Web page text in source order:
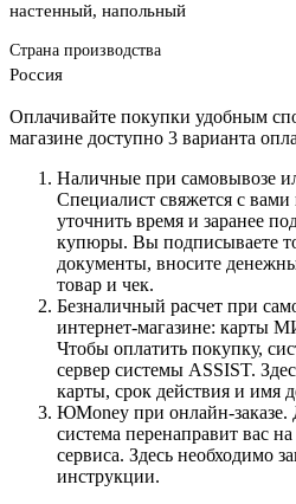
настенный, напольный
Страна производства
Россия
Оплачивайте покупки удобным
магазине доступно 3 варианта
Наличные при самовывозе
Специалист свяжется с
уточнить время и заранее
купюры. Вы подписываете
документы, вносите
товар и чек.
Безналичный расчет при
интернет-магазине: карты
Чтобы оплатить покупку,
сервер системы ASSIST.
карты, срок действия и имя
ЮMoney при онлайн-заказе.
система перенаправит вас
сервиса. Здесь необходимо
инструкции.